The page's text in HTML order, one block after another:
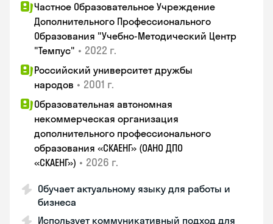
Частное Образовательное Учреждение
Дополнительного Профессионального
Образования "Учебно-Методический Центр
"Темпус" • 2022 г.
Российский университет дружбы
народов • 2001 г.
Образовательная автономная
некоммерческая организация
дополнительного профессионального
образования «СКАЕНГ» (ОАНО ДПО
«СКАЕНГ») • 2026 г.
Обучает актуальному языку для работы и
бизнеса
Использует коммуникативный подход для